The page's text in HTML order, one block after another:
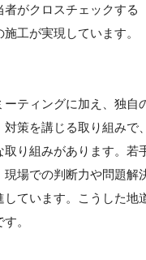
がクロスチェックする
工が実現しています。
ティングに加え、独自
策を講じる取り組みで、
り組みがあります。若
場での判断力や問題解
ています。こうした地
。